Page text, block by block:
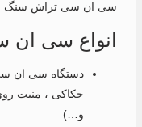
سی ان سی تراش سنگ
انواع سی
دستگاه سی ان
حکاکی ، منبت
و…)